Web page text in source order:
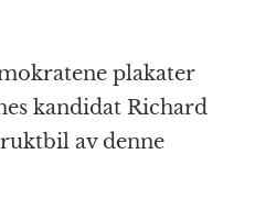
plakater
kandidat Richard
av denne